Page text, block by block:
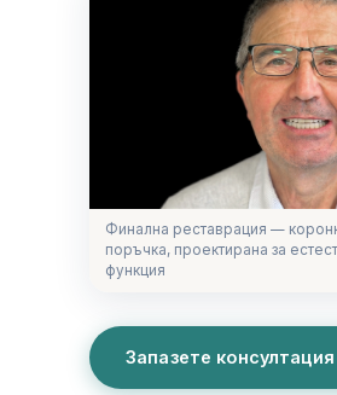
Финална реставрация —
поръчка, проектирана за
функция
Запазете